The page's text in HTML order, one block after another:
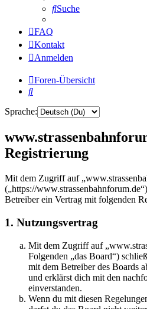
Suche
FAQ
Kontakt
Anmelden
Foren-Übersicht
Suche
Sprache:
Registrierung
Mit dem Zugriff auf
(„https://
Betreiber ein Vertrag mit folgenden
1. Nutzungsvertrag
Mit dem Zugriff auf
Folgenden „das Board“)
mit dem Betreiber des Boards
und erklärst dich mit den
einverstanden.
Wenn du mit diesen